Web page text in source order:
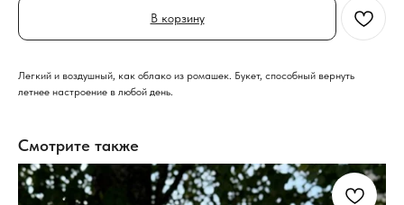
В корзину
Легкий и воздушный, как облако из ромашек. Букет, способный вернуть
летнее настроение в любой день.
Смотрите также